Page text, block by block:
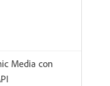
Media con